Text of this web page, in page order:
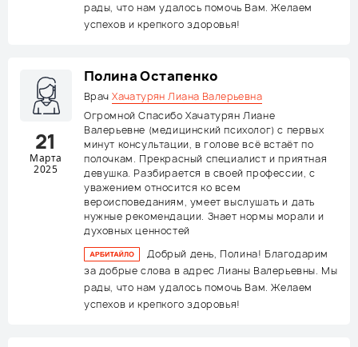
рады, что нам удалось помочь Вам. Желаем
успехов и крепкого здоровья!
21
Марта
2025
Полина Остапенко
ВрачХачатурян Лиана Валерьевна
Огромной Спасибо Хачатурян Лиане
Валерьевне (медицинский психолог) с первых
минут консультации, в голове всё встаёт по
полочкам. Прекрасный специалист и приятная
девушка. Разбирается в своей профессии, с
уважением относится ко всем
вероисповеданиям, умеет выслушать и дать
нужные рекомендации. Знает нормы морали и
духовных ценностей
Добрый день, Полина! Благодарим
за добрые слова в адрес Лианы Валерьевны. Мы
рады, что нам удалось помочь Вам. Желаем
успехов и крепкого здоровья!